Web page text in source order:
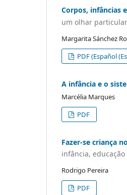
Corpos, infâncias
um olhar
Margarita Sánchez
PDF (Español
A infância e o
Marcélia Marques
PDF
Fazer-se criança
infância,
Rodrigo Pereira
PDF